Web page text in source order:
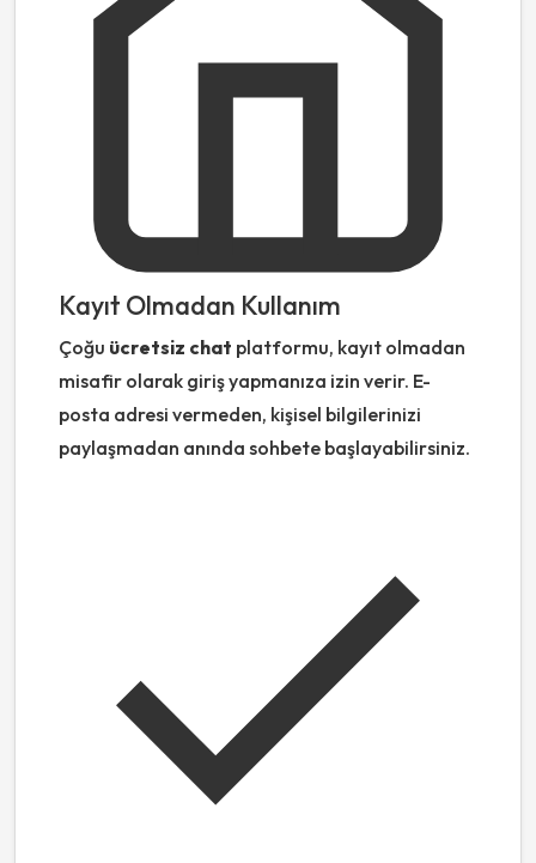
Kayıt Olmadan Kullanım
Çoğu ücretsiz chat platformu, kayıt olmadan
misafir olarak giriş yapmanıza izin verir. E-
posta adresi vermeden, kişisel bilgilerinizi
paylaşmadan anında sohbete başlayabilirsiniz.